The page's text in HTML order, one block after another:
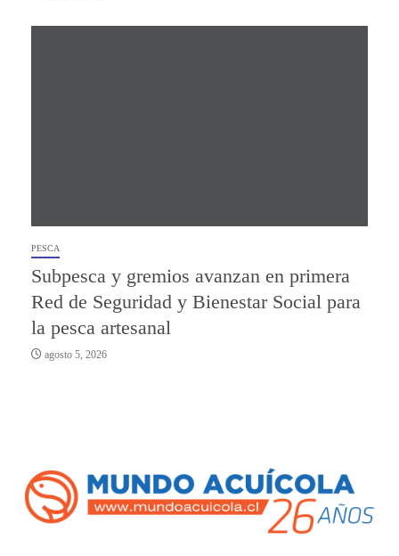
PESCA
Subpesca y gremios avanzan en primera
Red de Seguridad y Bienestar Social para
la pesca artesanal
agosto 5, 2026